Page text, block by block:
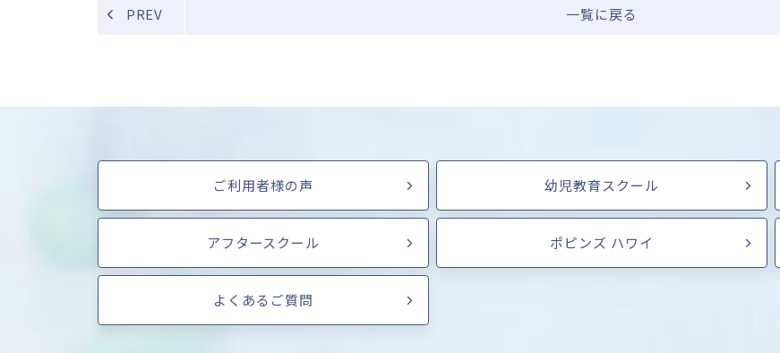
PREV 一覧に戻る
ご利用者様の声 幼児教育スクール
アフタースクール ポピンズ ハワイ
よくあるご質問